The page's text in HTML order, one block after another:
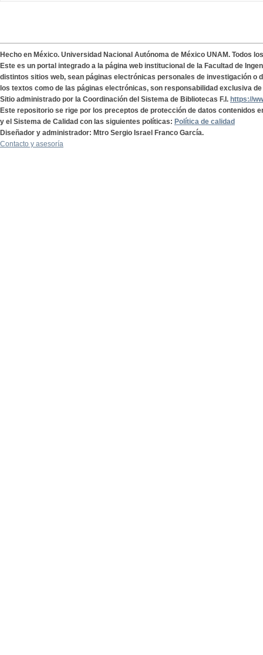
Hecho en México. Universidad Nacional Autónoma de México UNAM. Todos
Este es un portal integrado a la página web institucional de la Facultad de
distintos sitios web, sean páginas electrónicas personales de investigación o
los textos como de las páginas electrónicas, son responsabilidad exclusiva
Sitio administrado por la Coordinación del Sistema de Bibliotecas F.I. https://
Este repositorio se rige por los preceptos de protección de datos contenidos
y el Sistema de Calidad con las siguientes políticas: Política de calidad
Diseñador y administrador: Mtro Sergio Israel Franco García.
Contacto y asesoría